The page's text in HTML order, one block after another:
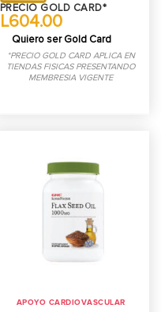
PRECIO GOLD CARD*
L604.00
Quiero ser Gold Card
*PRECIO GOLD CARD APLICA EN
TIENDAS FISICAS PRESENTANDO
MEMBRESIA VIGENTE
APOYO CARDIOVASCULAR